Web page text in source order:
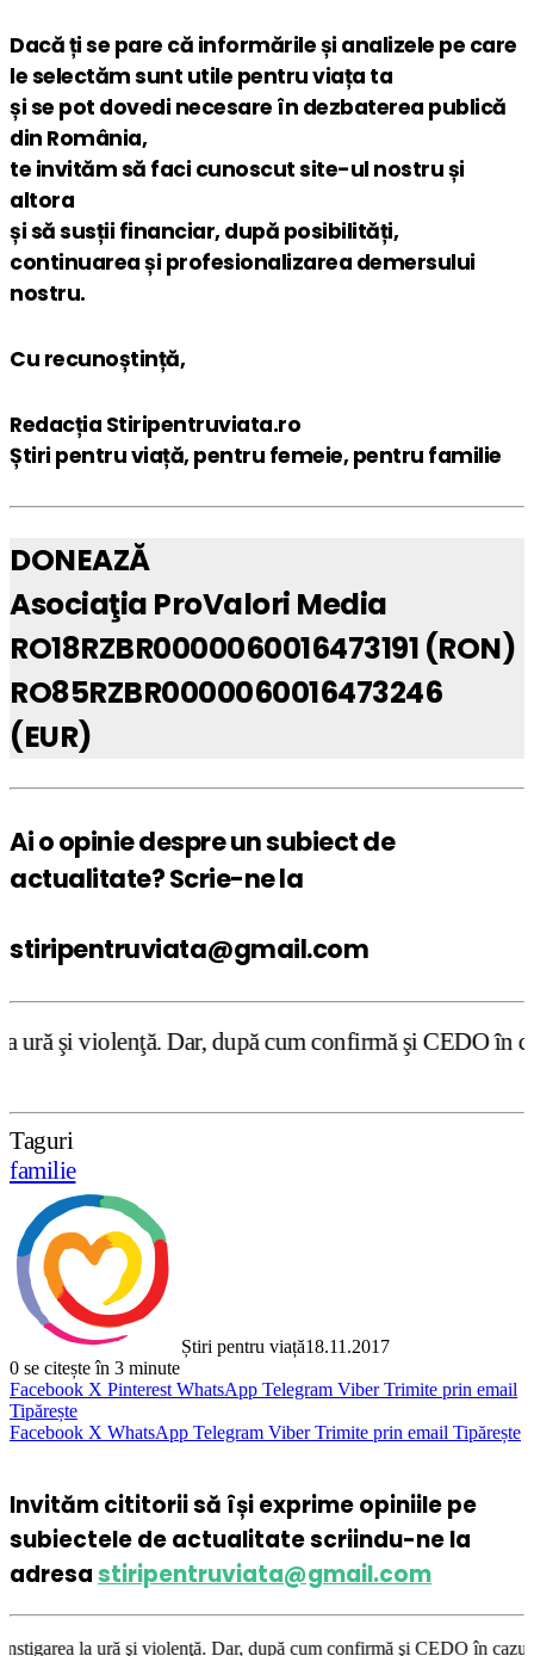
Dacă ți se pare că informările și analizele pe care
le selectăm sunt utile pentru viața ta
și se pot dovedi necesare în dezbaterea publică
din România,
te invităm să faci cunoscut site-ul nostru și
altora
și să susții financiar, după posibilități,
continuarea și profesionalizarea demersului
nostru.
Cu recunoștință,
Redacția Stiripentruviata.ro
Știri pentru viață, pentru femeie, pentru familie
DONEAZĂ
Asociaţia ProValori Media
RO18RZBR0000060016473191 (RON)
RO85RZBR0000060016473246
(EUR)
Ai o opinie despre un subiect de
actualitate? Scrie-ne la
stiripentruviata@gmail.com
Dar, după cum confirmă şi CEDO în cazul
Taguri
familie
Știri pentru viață18.11.2017
0 se citește în 3 minute
Facebook X Pinterest WhatsApp Telegram Viber Trimite prin email
Tipărește
Facebook X WhatsApp Telegram Viber Trimite prin email Tipărește
Invităm cititorii să își exprime opiniile pe
subiectele de actualitate scriindu-ne la
adresastiripentruviata@gmail.com
şi violenţă. Dar, după cum confirmă şi CEDO în cazul Handyside